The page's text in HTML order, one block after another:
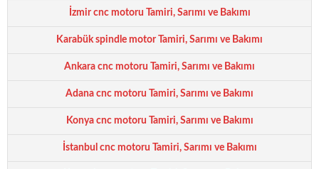
İzmir cnc motoru Tamiri, Sarımı ve Bakımı
Karabük spindle motor Tamiri, Sarımı ve Bakımı
Ankara cnc motoru Tamiri, Sarımı ve Bakımı
Adana cnc motoru Tamiri, Sarımı ve Bakımı
Konya cnc motoru Tamiri, Sarımı ve Bakımı
İstanbul cnc motoru Tamiri, Sarımı ve Bakımı